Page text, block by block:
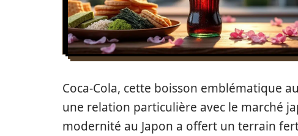
Coca-Cola, cette boisson emblématique
une relation particulière avec le marché
modernité au Japon a offert un terrain